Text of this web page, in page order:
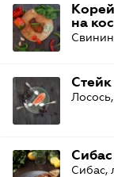
на
Сибас,